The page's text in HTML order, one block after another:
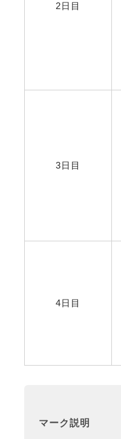
2日目
3日目
4日目
マーク説明